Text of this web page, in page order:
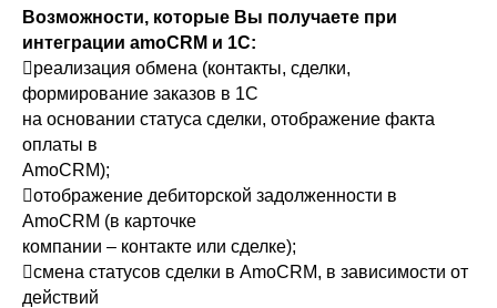
Возможности, которые Вы получаете при
интеграции amoCRM и 1С:
реализация обмена (контакты, сделки,
формирование заказов в 1С
на основании статуса сделки, отображение факта
оплаты в
AmoCRM);
отображение дебиторской задолженности в
AmoCRM (в карточке
компании – контакте или сделке);
смена статусов сделки в AmoCRM, в зависимости от
действий